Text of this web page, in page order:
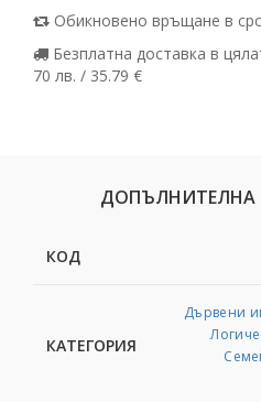
Обикновено връщане в
Безплатна доставка в
70 лв. / 35.79 €
КОД
КАТЕГОРИЯ
Дървени